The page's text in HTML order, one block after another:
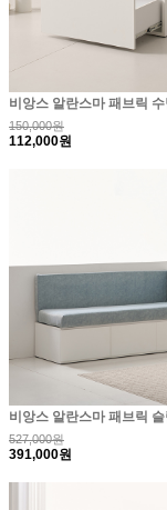
150,000원
112,000원
527,000원
391,000원